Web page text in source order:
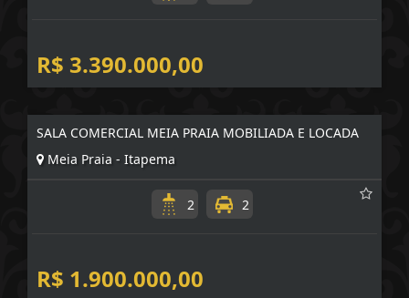
R$ 3.390.000,00
SALA COMERCIAL MEIA PRAIA MOBILIADA E LOCADA
Meia Praia - Itapema
2 2
R$ 1.900.000,00